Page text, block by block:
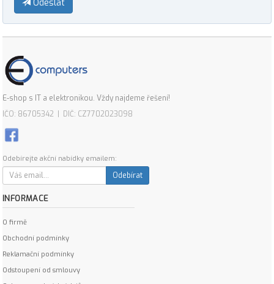
Odeslat
E-shop s IT a elektronikou. Vždy najdeme řešení!
IČO: 86705342 | DIČ: CZ7702023098
Odebírejte akční nabídky emailem:
Odebírat
INFORMACE
O firmě
Obchodní podmínky
Reklamační podmínky
Odstoupení od smlouvy